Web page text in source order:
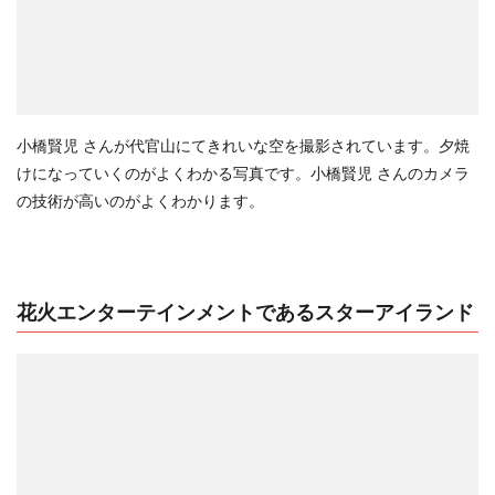
小橋賢児 さんが代官山にてきれいな空を撮影されています。夕焼
けになっていくのがよくわかる写真です。小橋賢児 さんのカメラ
の技術が高いのがよくわかります。
花火エンターテインメントであるスターアイランド